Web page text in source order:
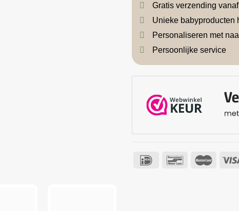
Gratis verzending
Unieke babyproducten
Personaliseren met
Persoonlijke service